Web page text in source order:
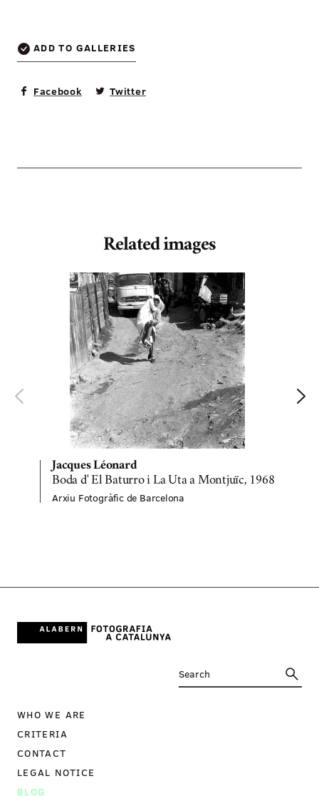
ADD TO GALLERIES
Facebook Twitter
Related images
Jacques Léonard
Boda d' El Baturro i La Uta a Montjuïc, 1968
Arxiu Fotogràfic de Barcelona
WHO WE ARE
CRITERIA
CONTACT
LEGAL NOTICE
BLOG